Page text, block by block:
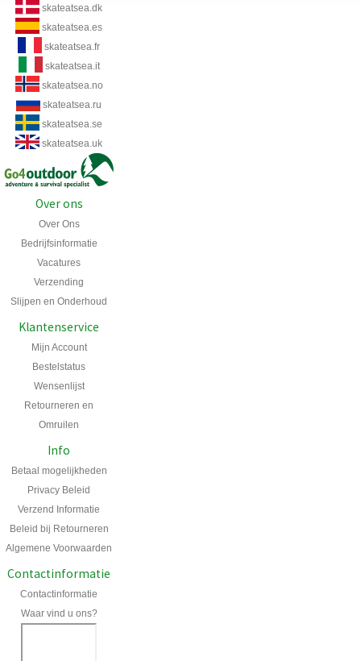
skateatsea.dk
skateatsea.es
skateatsea.fr
skateatsea.it
skateatsea.no
skateatsea.ru
skateatsea.se
skateatsea.uk
Over ons
Over Ons
Bedrijfsinformatie
Vacatures
Verzending
Slijpen en Onderhoud
Klantenservice
Mijn Account
Bestelstatus
Wensenlijst
Retourneren en
Omruilen
Info
Betaal mogelijkheden
Privacy Beleid
Verzend Informatie
Beleid bij Retourneren
Algemene Voorwaarden
Contactinformatie
Contactinformatie
Waar vind u ons?